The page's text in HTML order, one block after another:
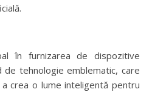
în furnizarea de dispozitive
tehnologie emblematic, care
crea o lume inteligentă pentru